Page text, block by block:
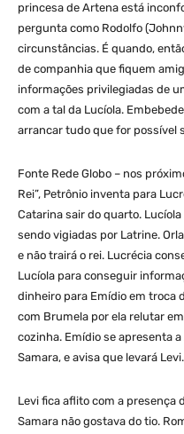
princesa de Artena está
pergunta como Rodolfo
circunstâncias. É quando,
de companhia que fiquem
informações privilegiadas de
com a tal da Lucíola.
arrancar tudo que for possível
Fonte Rede Globo – nos
Rei”, Petrônio inventa para
Catarina sair do quarto.
sendo vigiadas por Latrine.
e não trairá o rei. Lucrécia
Lucíola para conseguir
dinheiro para Emídio em troca
com Brumela por ela relutar
cozinha. Emídio se apresenta
Samara, e avisa que levará Levi.
Levi fica aflito com a presença
Samara não gostava do tio.